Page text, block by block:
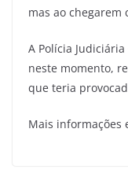
mas ao chegarem
A Polícia
neste momento,
que teria
Mais informações